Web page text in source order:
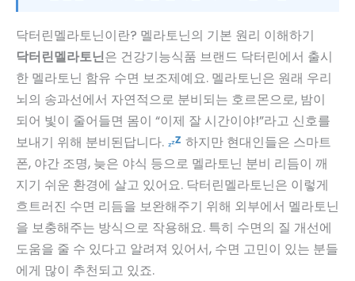
닥터린멜라토닌이란? 멜라토닌의 기본 원리 이해하기
닥터린멜라토닌은 건강기능식품 브랜드 닥터린에서 출시
한 멜라토닌 함유 수면 보조제예요. 멜라토닌은 원래 우리
뇌의 송과선에서 자연적으로 분비되는 호르몬으로, 밤이
되어 빛이 줄어들면 몸이 “이제 잘 시간이야!”라고 신호를
보내기 위해 분비된답니다.
하지만 현대인들은 스마트
폰, 야간 조명, 늦은 야식 등으로 멜라토닌 분비 리듬이 깨
지기 쉬운 환경에 살고 있어요. 닥터린멜라토닌은 이렇게
흐트러진 수면 리듬을 보완해주기 위해 외부에서 멜라토닌
을 보충해주는 방식으로 작용해요. 특히 수면의 질 개선에
도움을 줄 수 있다고 알려져 있어서, 수면 고민이 있는 분들
에게 많이 추천되고 있죠.